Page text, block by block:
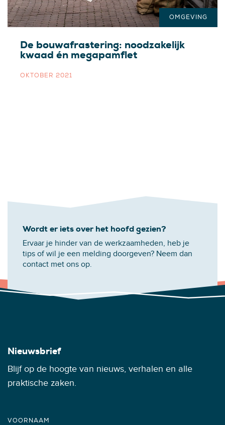
De bouwafrastering: noodzakelijk
kwaad én megapamflet
OKTOBER 2021
OMGEVING
Wordt er iets over het hoofd gezien?
Ervaar je hinder van de werkzaamheden, heb je
tips of wil je een melding doorgeven? Neem dan
contact met ons op.
Nieuwsbrief
Blijf op de hoogte van nieuws, verhalen en alle
praktische zaken.
VOORNAAM